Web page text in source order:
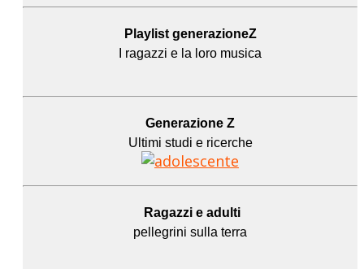
Playlist generazioneZ
I ragazzi e la loro musica
Generazione Z
Ultimi studi e ricerche
Ragazzi e adulti
pellegrini sulla terra